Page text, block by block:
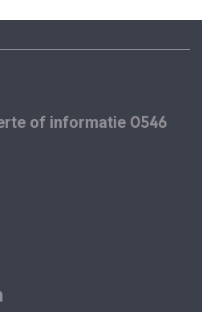
of informatie 0546